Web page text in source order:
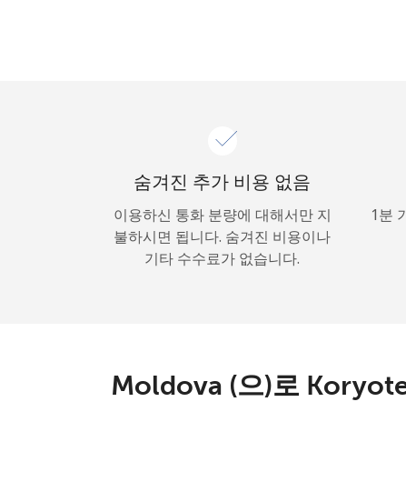
숨겨진 추가 비용 없음
이용하신 통화 분량에 대해서만 지
불하시면 됩니다. 숨겨진 비용이나
기타 수수료가 없습니다.
1분
Moldova (으)로